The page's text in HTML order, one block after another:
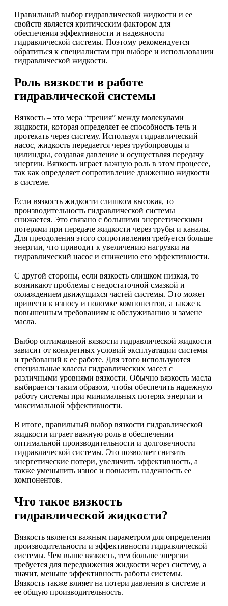
Правильный выбор гидравлической жидкости и ее
свойств является критическим фактором для
обеспечения эффективности и надежности
гидравлической системы. Поэтому рекомендуется
обратиться к специалистам при выборе и использовании
гидравлической жидкости.
Роль вязкости в работе
гидравлической системы
Вязкость – это мера “трения” между молекулами
жидкости, которая определяет ее способность течь и
протекать через систему. Используя гидравлический
насос, жидкость передается через трубопроводы и
цилиндры, создавая давление и осуществляя передачу
энергии. Вязкость играет важную роль в этом процессе,
так как определяет сопротивление движению жидкости
в системе.
Если вязкость жидкости слишком высокая, то
производительность гидравлической системы
снижается. Это связано с большими энергетическими
потерями при передаче жидкости через трубы и каналы.
Для преодоления этого сопротивления требуется больше
энергии, что приводит к увеличению нагрузки на
гидравлический насос и снижению его эффективности.
С другой стороны, если вязкость слишком низкая, то
возникают проблемы с недостаточной смазкой и
охлаждением движущихся частей системы. Это может
привести к износу и поломке компонентов, а также к
повышенным требованиям к обслуживанию и замене
масла.
Выбор оптимальной вязкости гидравлической жидкости
зависит от конкретных условий эксплуатации системы
и требований к ее работе. Для этого используются
специальные классы гидравлических масел с
различными уровнями вязкости. Обычно вязкость масла
выбирается таким образом, чтобы обеспечить надежную
работу системы при минимальных потерях энергии и
максимальной эффективности.
В итоге, правильный выбор вязкости гидравлической
жидкости играет важную роль в обеспечении
оптимальной производительности и долговечности
гидравлической системы. Это позволяет снизить
энергетические потери, увеличить эффективность, а
также уменьшить износ и повысить надежность ее
компонентов.
Что такое вязкость
гидравлической жидкости?
Вязкость является важным параметром для определения
производительности и эффективности гидравлической
системы. Чем выше вязкость, тем больше энергии
требуется для передвижения жидкости через систему, а
значит, меньше эффективность работы системы.
Вязкость также влияет на потери давления в системе и
ее общую производительность.